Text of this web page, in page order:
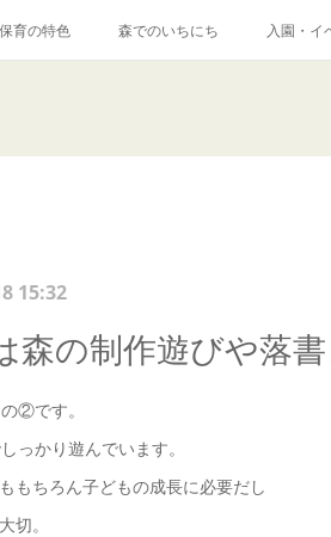
保育の特色 森でのいちにち 入園・イ
15:32
森の制作遊びや落
②です。
っかり遊んでいます。
もちろん子どもの成長に必要だし
切。